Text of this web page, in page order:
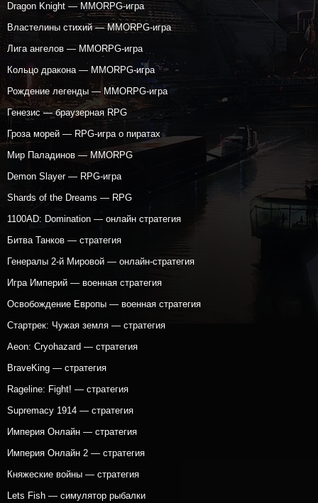
Dragon Knight — MMORPG-игра
Властелины стихий — MMORPG-игра
Лига ангелов — MMORPG-игра
Кольцо дракона — MMORPG-игра
Рождение легенды — MMORPG-игра
Генезис — браузерная RPG
Гроза морей — RPG-игра о пиратах
Мир Паладинов — MMORPG
Demon Slayer — RPG-игра
Shards of the Dreams — RPG
1100AD: Domination — онлайн стратегия
Битва Танков — стратегия
Генералы 2-й Мировой — онлайн-стратегия
Игра Империй — военная стратегия
Освобождение Европы — военная стратегия
Стартрек: Чужая земля — стратегия
Aeon: Cryohazard — стратегия
BraveKing — стратегия
Rageline: Fight! — стратегия
Supremacy 1914 — стратегия
Империя Онлайн — стратегия
Империя Онлайн 2 — стратегия
Княжеские войны — стратегия
Lets Fish — симулятор рыбалки